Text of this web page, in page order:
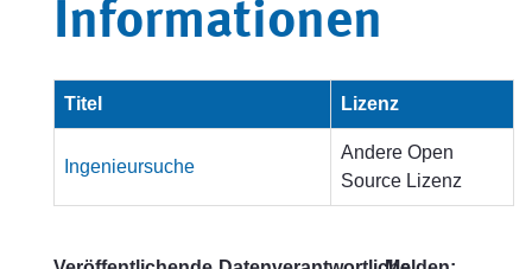
Informationen
Titel Lizenz
Ingenieursuche
Andere Open
Source Lizenz